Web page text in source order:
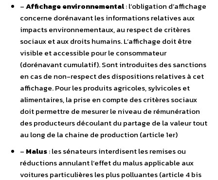
–Affichage environnemental: l’obligation d’affichage
concerne dorénavant les informations relatives aux
impacts environnementaux, au respect de critères
sociaux et aux droits humains. L’affichage doit être
visible et accessible pour le consommateur
(dorénavant cumulatif). Sont introduites des sanctions
en cas de non-respect des dispositions relatives à cet
affichage. Pour les produits agricoles, sylvicoles et
alimentaires, la prise en compte des critères sociaux
doit permettre de mesurer le niveau de rémunération
des producteurs découlant du partage de la valeur tout
au long de la chaine de production (article 1er)
– Malus: les sénateurs interdisent les remises ou
réductions annulant l’effet du malus applicable aux
voitures particulières les plus polluantes (article 4 bis